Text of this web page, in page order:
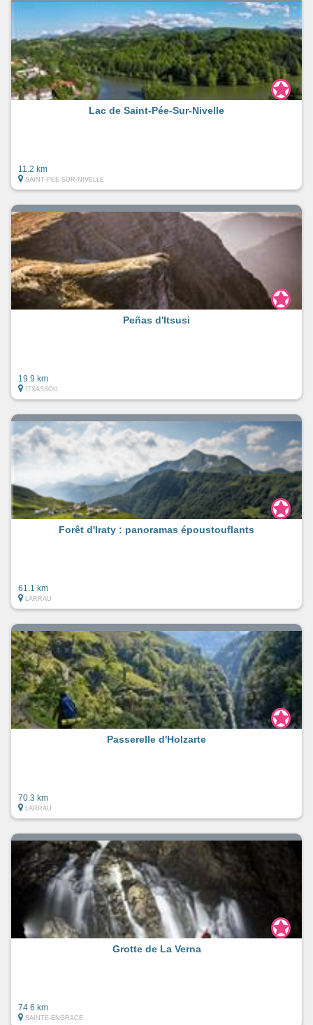
Lac de Saint-Pée-Sur-Nivelle
11.2 km
SAINT-PEE-SUR-NIVELLE
Peñas d'Itsusi
19.9 km
ITXASSOU
Forêt d'Iraty : panoramas époustouflants
61.1 km
LARRAU
Passerelle d'Holzarte
70.3 km
LARRAU
Grotte de La Verna
74.6 km
SAINTE-ENGRACE